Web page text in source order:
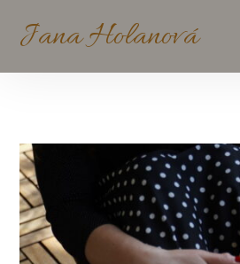
Jana Holanová